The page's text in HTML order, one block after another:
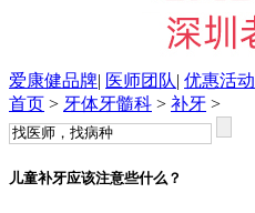
爱康健品牌| 医师团队| 优惠活动
首页 > 牙体牙髓科 > 补牙 >
儿童补牙应该注意些什么？